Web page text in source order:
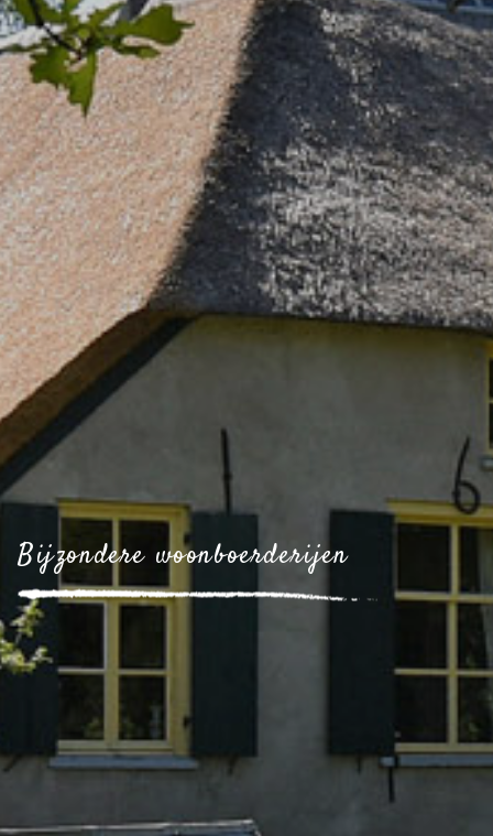
Bijzondere woonboerderijen